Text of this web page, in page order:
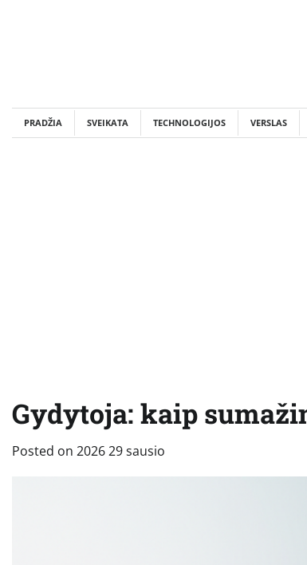
PRADŽIA SVEIKATA TECHNOLOGIJOS VERSLAS
Gydytoja: kaip
Posted on 2026 29 sausio